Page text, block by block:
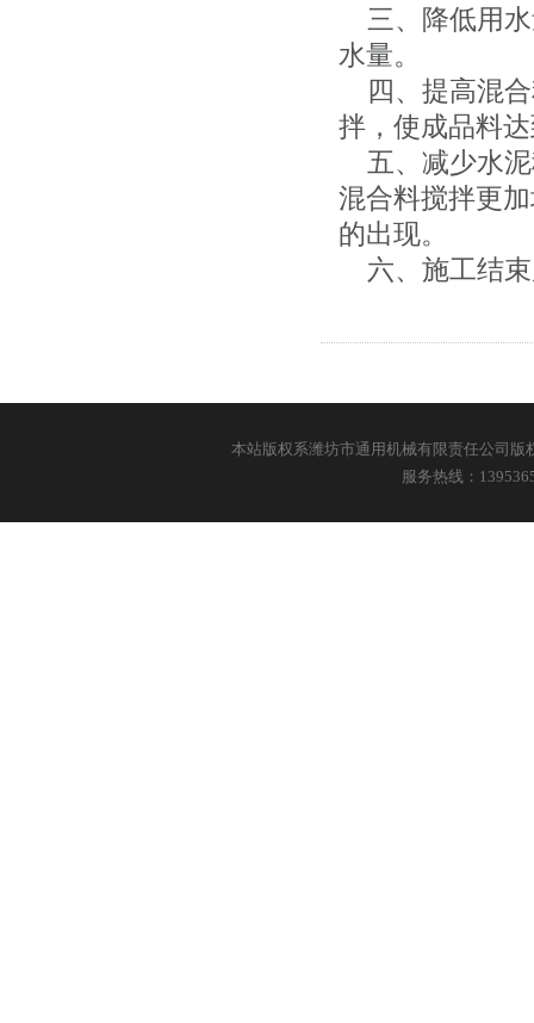
三、降低用水
水量。
四、提高混合
拌，使成品料
五、减少水泥
混合料搅拌更
的出现。
六、施工结束
本站版权系潍坊市通用机械有限责任公司
服务热线：